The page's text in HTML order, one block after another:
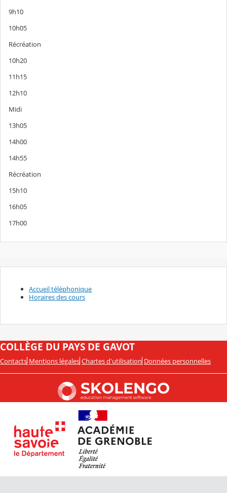
9h10
10h05
Récréation
10h20
11h15
12h10
Midi
13h05
14h00
14h55
Récréation
15h10
16h05
17h00
Accueil téléphonique
Horaires des cours
COLLÈGE DU PAYS DE GAVOT
Contacts Mentions légales Chartes d'utilisation Données personnelles